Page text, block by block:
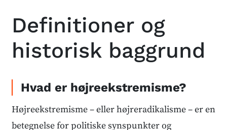
Definitioner og
historisk baggrund
Hvad er højreekstremisme?
Højreekstremisme – eller højreradikalisme – er en
betegnelse for politiske synspunkter og